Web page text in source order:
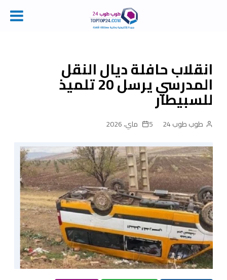
contentانقلاب حافلة ديال النقل
المدرسي يرسل 20 تلميذ
للسبيطار
طوب طوب 24 5 ماي، 2026